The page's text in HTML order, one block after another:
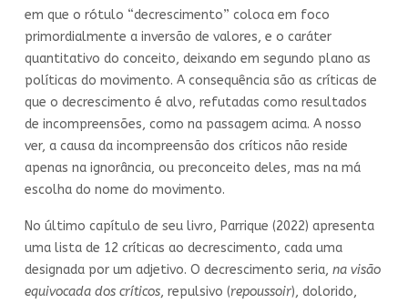
em que o rótulo “decrescimento” coloca em foco
primordialmente a inversão de valores, e o caráter
quantitativo do conceito, deixando em segundo plano as
políticas do movimento. A consequência são as críticas de
que o decrescimento é alvo, refutadas como resultados
de incompreensões, como na passagem acima. A nosso
ver, a causa da incompreensão dos críticos não reside
apenas na ignorância, ou preconceito deles, mas na má
escolha do nome do movimento.
No último capítulo de seu livro, Parrique (2022) apresenta
uma lista de 12 críticas ao decrescimento, cada uma
designada por um adjetivo. O decrescimento seria, na visão
equivocada dos críticos, repulsivo (repoussoir), dolorido,